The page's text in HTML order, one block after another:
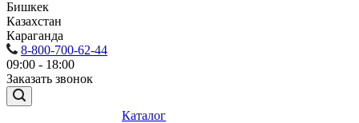
Бишкек
Казахстан
Караганда
8-800-700-62-44
09:00 - 18:00
Заказать звонок
Каталог